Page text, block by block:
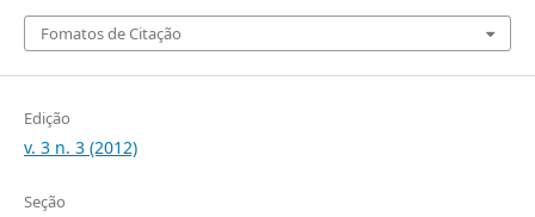
Fomatos de Citação
Edição
v. 3 n. 3 (2012)
Seção